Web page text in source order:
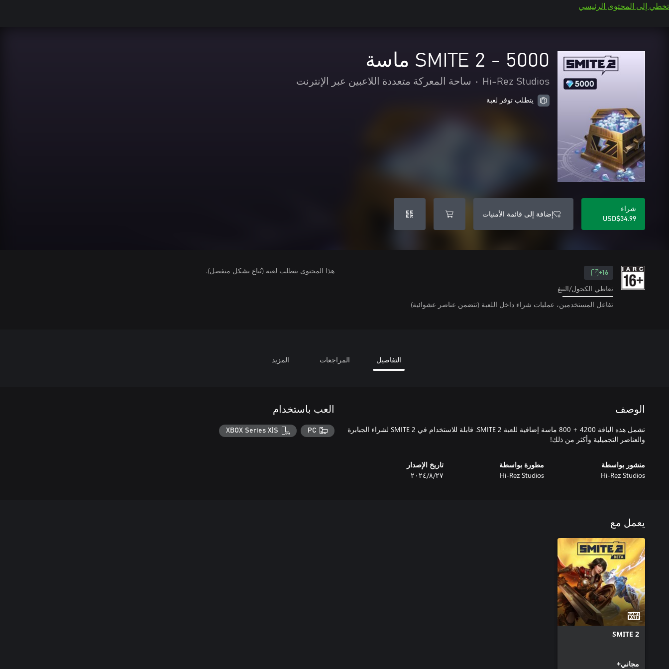
تخطي إلى المحتوى الرئيسي
SMITE 2 - 5000 ماسة
Hi-Rez Studios
• ساحة المعركة متعددة اللاعبين عبر الإنترنت
يتطلب توفر لعبة
شراء
USD$34.99
إضافة إلى قائمة الأمنيات
16+
تعاطي الكحول/التبغ
تفاعل المستخدمين، عمليات شراء داخل اللعبة (تتضمن عناصر عشوائية)
هذا المحتوى يتطلب لعبة (تُباع بشكل منفصل).
التفاصيل المراجعات المزيد
الوصف
تشمل هذه الباقة 4200 + 800 ماسة إضافية للعبة SMITE 2. قابلة للاستخدام في SMITE 2 لشراء الجبابرة
والعناصر التجميلية وأكثر من ذلك!
منشور بواسطة
Hi-Rez Studios
مطورة بواسطة
Hi-Rez Studios
تاريخ الإصدار
٢٧‏/٨‏/٢٠٢٤
العب باستخدام
PC
XBOX Series X|S
يعمل مع
SMITE 2
مجاني+